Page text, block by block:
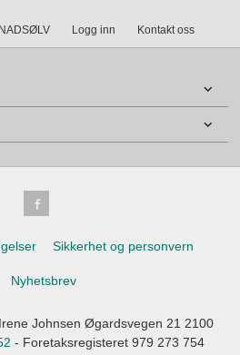
Logg inn Kontakt oss
Sikkerhet og personvern
Nyhetsbrev
Johnsen Øgardsvegen 21 2100
- Foretaksregisteret 979 273 754